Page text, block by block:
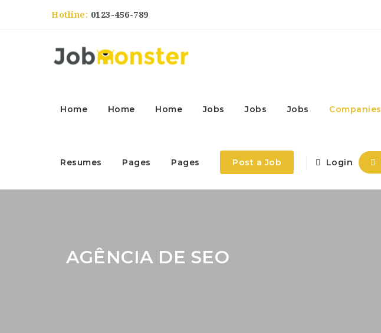
Hotline: 0123-456-789
Home Home Home Jobs Jobs Jobs Companies
Resumes Pages Pages Post a Job Login
AGÊNCIA DE SEO